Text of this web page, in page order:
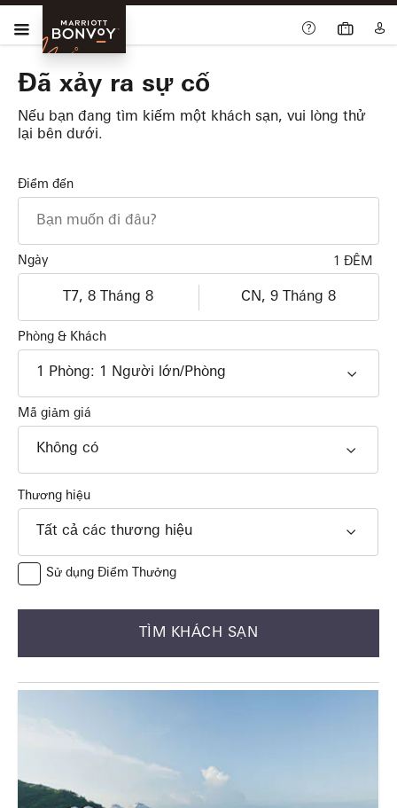
Skip Main Navigation
Trình đơn
Marriott
Bonvoy
Đã xảy ra sự cố
Nếu bạn đang tìm kiếm một khách sạn, vui lòng thử
lại bên dưới.
Điểm đến
Ngày 1 ĐÊM
Nhận phòng
dd/MM/yyyy
Trả phòng
dd/MM/yyyy
Phòng & Khách
1 Phòng: 1 Người lớn/Phòng
Mã giảm giá
Không có
Thương hiệu
Tất cả các thương hiệu
Sử dụng Điểm Thưởng
TÌM KHÁCH SẠN